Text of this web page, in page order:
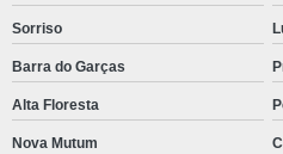
Sorriso
Barra do Garças
Alta Floresta
Nova Mutum